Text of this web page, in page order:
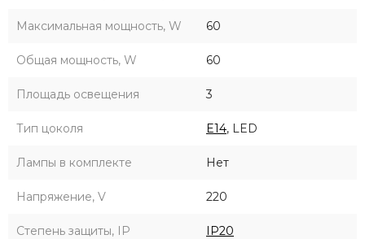
Максимальная мощность, W 60
Общая мощность, W 60
Площадь освещения 3
Тип цоколя E14, LED
Лампы в комплекте Нет
Напряжение, V 220
Степень защиты, IP IP20